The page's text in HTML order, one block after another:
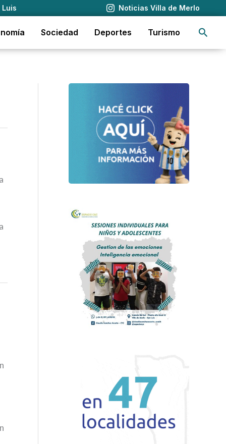
Luis Noticias Villa de Merlo
Sociedad Deportes Turismo